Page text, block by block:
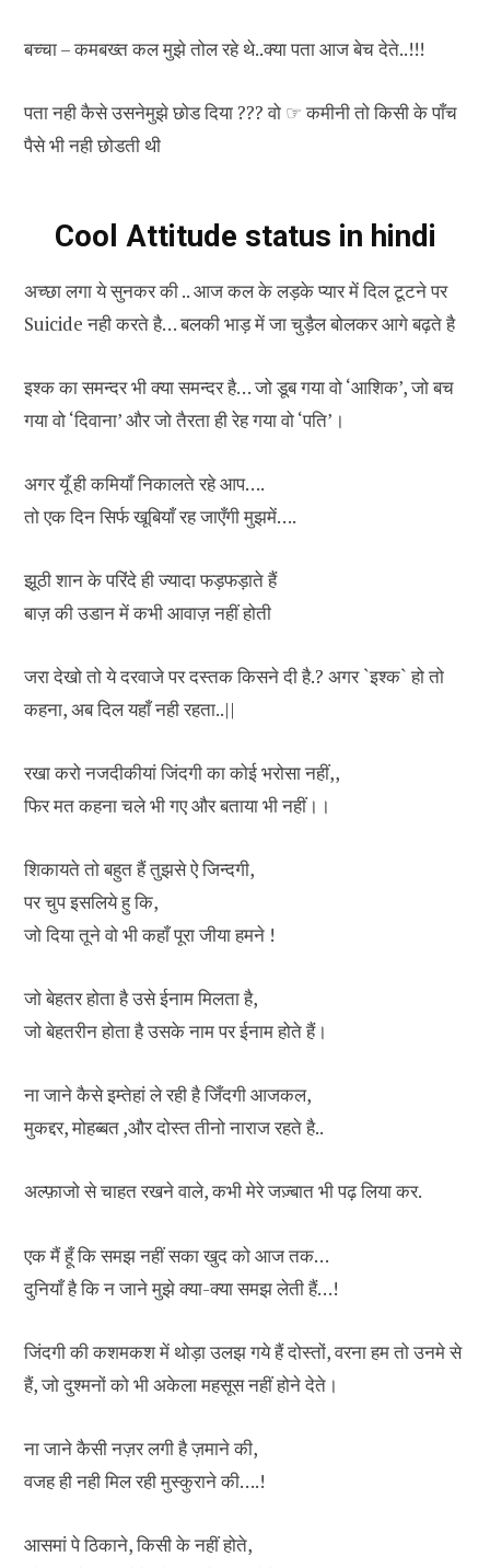
बच्चा – कमबख्त कल मुझे तोल रहे थे..क्या पता आज बेच देते..!!!
पता नही कैसे उसनेमुझे छोड दिया ??? वो ☞ कमीनी तो किसी के पाँच
पैसे भी नही छोडती थी
Cool Attitude status in hindi
अच्छा लगा ये सुनकर की .. आज कल के लड़के प्यार में दिल टूटने पर
Suicide नही करते है… बलकी भाड़ में जा चुड़ैल बोलकर आगे बढ़ते है
इश्क का समन्दर भी क्या समन्दर है… जो डूब गया वो ‘आशिक’, जो बच
गया वो ‘दिवाना’ और जो तैरता ही रेह गया वो ‘पति’।
अगर यूँ ही कमियाँ निकालते रहे आप….
तो एक दिन सिर्फ खूबियाँ रह जाएँगी मुझमें….
झूठी शान के परिंदे ही ज्यादा फड़फड़ाते हैं
बाज़ की उडान में कभी आवाज़ नहीं होती
जरा देखो तो ये दरवाजे पर दस्तक किसने दी है.? अगर `इश्क` हो तो
कहना, अब दिल यहाँ नही रहता..||
रखा करो नजदीकीयां जिंदगी का कोई भरोसा नहीं,,
फिर मत कहना चले भी गए और बताया भी नहीं।।
शिकायते तो बहुत हैं तुझसे ऐ जिन्दगी,
पर चुप इसलिये हु कि,
जो दिया तूने वो भी कहाँ पूरा जीया हमने !
जो बेहतर होता है उसे ईनाम मिलता है,
जो बेहतरीन होता है उसके नाम पर ईनाम होते हैं।
ना जाने कैसे इम्तेहां ले रही है जिँदगी आजकल,
मुकद्दर, मोहब्बत ,और दोस्त तीनो नाराज रहते है..
अल्फ़ाजो से चाहत रखने वाले, कभी मेरे जज़्बात भी पढ़ लिया कर.
एक मैं हूँ कि समझ नहीं सका खुद को आज तक…
दुनियाँ है कि न जाने मुझे क्या-क्या समझ लेती हैं…!
जिंदगी की कशमकश में थोड़ा उलझ गये हैं दोस्तों, वरना हम तो उनमे से
हैं, जो दुश्मनों को भी अकेला महसूस नहीं होने देते।
ना जाने कैसी नज़र लगी है ज़माने की,
वजह ही नही मिल रही मुस्कुराने की….!
आसमां पे ठिकाने, किसी के नहीं होते,